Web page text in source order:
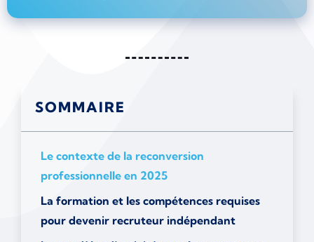
SOMMAIRE
Le contexte de la reconversion
professionnelle en 2025
La formation et les compétences requises
pour devenir recruteur indépendant